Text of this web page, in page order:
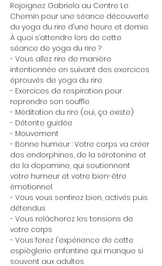
Rejoignez Gabriela au Centre Le
Chemin pour une séance découverte
du yoga du rire d'une heure et demie.
À quoi s’attendre lors de cette
séance de yoga du rire ?
- Vous allez rire de manière
intentionnée en suivant des exercices
éprouvés de yoga du rire
- Exercices de respiration pour
reprendre son souffle
- Méditation du rire (oui, ça existe)
- Détente guidée
- Mouvement
- Bonne humeur : Votre corps va créer
des endorphines, de la sérotonine et
de la dopamine, qui soutiennent
votre humeur et votre bien-être
émotionnel.
- Vous vous sentirez bien, activés puis
détendus
- Vous relâcherez les tensions de
votre corps
- Vous ferez l'expérience de cette
espièglerie enfantine qui manque si
souvent aux adultes